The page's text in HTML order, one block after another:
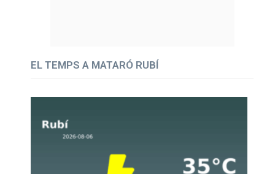
EL TEMPS A MATARÓ RUBÍ